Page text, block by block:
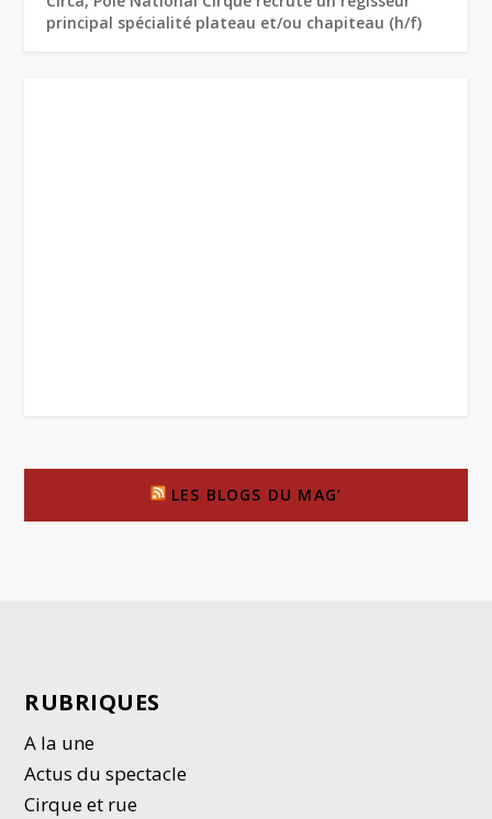
principal spécialité plateau et/ou chapiteau (h/f)
LES BLOGS DU MAG’
RUBRIQUES
A la une
Actus du spectacle
Cirque et rue